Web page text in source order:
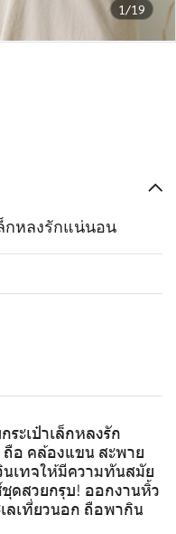
1/19
กหลงรักแน่นอน
ะเป๋าเล็กหลงรัก
อ คล้องแขน สะพาย
นเทจให้มีความทันสมัย
ดสวยกรุบ! ออกงานหิ้ว
ลเที่ยวนอก ถือพากิน